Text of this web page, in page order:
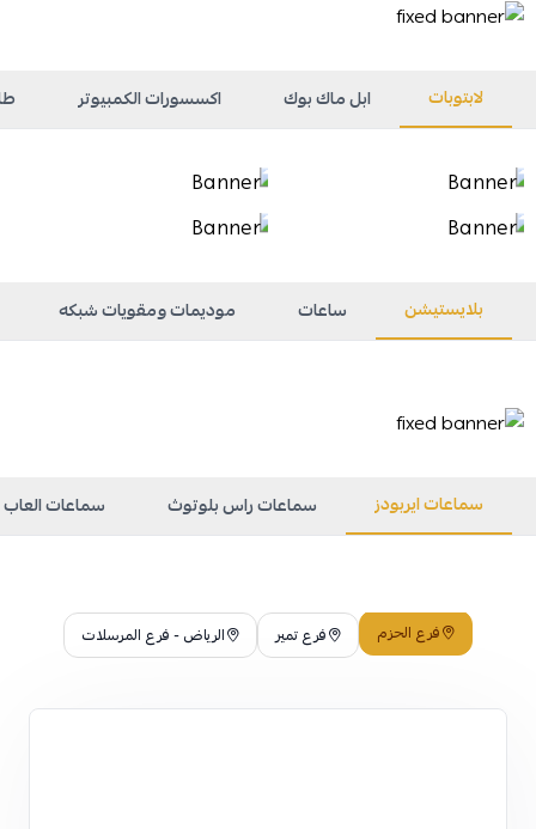
لابتوبات ابل ماك بوك اكسسورات الكمبيوتر
بلايستيشن ساعات موديمات ومقويات شبكه
سماعات ايربودز سماعات راس بلوتوث سماعات العاب
فرع الحزم فرع تمير الرياض - فرع المرسلات